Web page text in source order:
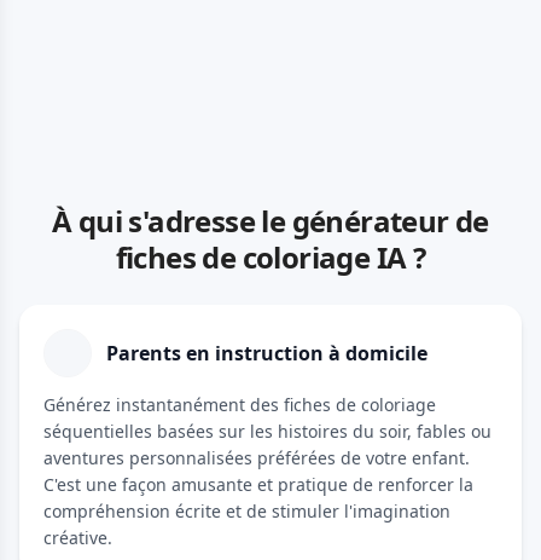
À qui s'adresse le générateur de
fiches de coloriage IA ?
Parents en instruction à domicile
Générez instantanément des fiches de coloriage
séquentielles basées sur les histoires du soir, fables ou
aventures personnalisées préférées de votre enfant.
C'est une façon amusante et pratique de renforcer la
compréhension écrite et de stimuler l'imagination
créative.